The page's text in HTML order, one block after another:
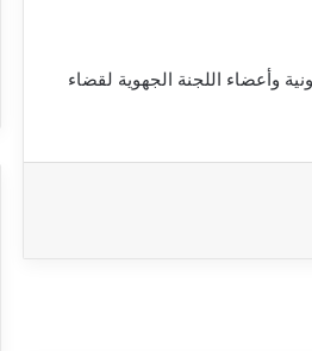
وأعضاء اللجنة الجهوية لقضاء